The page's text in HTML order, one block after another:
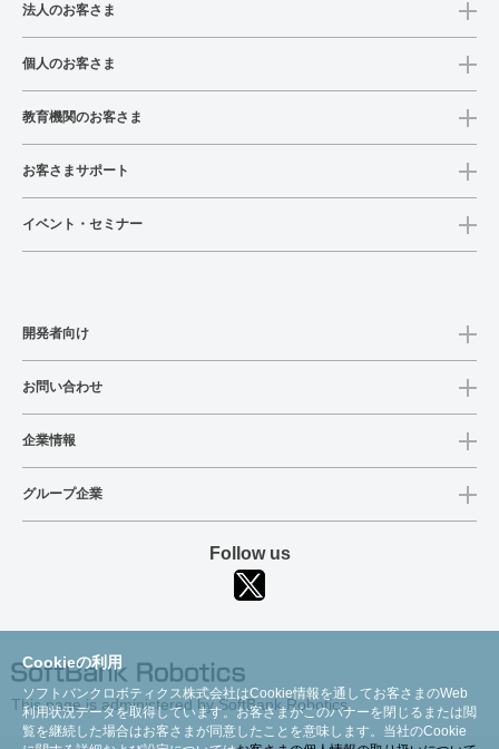
Cookieの利用
ソフトバンクロボティクス株式会社はCookie情報を通してお客さまのWeb
利用状況データを取得しています。お客さまがこのバナーを閉じるまたは閲
覧を継続した場合はお客さまが同意したことを意味します。当社のCookie
法人のお客さま
個人のお客さま
教育機関のお客さま
お客さまサポート
イベント・セミナー
開発者向け
お問い合わせ
企業情報
グループ企業
Follow us
This page is administered by SoftBank Robotics